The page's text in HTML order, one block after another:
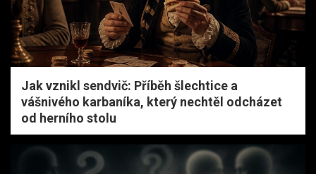
Jak vznikl sendvič: Příběh šlechtice a
vášnivého karbaníka, který nechtěl odcházet
od herního stolu